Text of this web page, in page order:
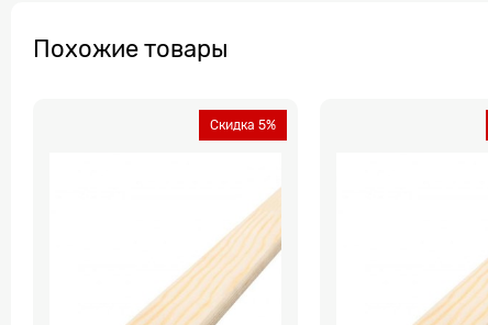
Похожие товары
Скидка 5%